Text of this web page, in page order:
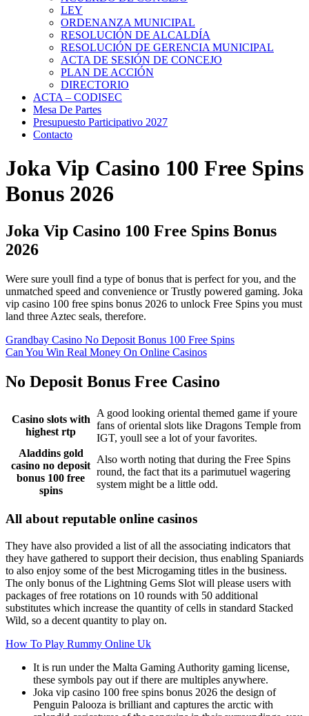
LEY
ORDENANZA MUNICIPAL
RESOLUCIÓN DE ALCALDÍA
RESOLUCIÓN DE GERENCIA MUNICIPAL
ACTA DE SESIÓN DE CONCEJO
PLAN DE ACCIÓN
DIRECTORIO
ACTA – CODISEC
Mesa De Partes
Presupuesto Participativo 2027
Contacto
Joka Vip Casino 100 Free Spins
Bonus 2026
Joka Vip Casino 100 Free Spins Bonus
2026
Were sure youll find a type of bonus that is perfect for you, and the
unmatched speed and convenience or Trustly powered gaming. Joka
vip casino 100 free spins bonus 2026 to unlock Free Spins you must
land three Aztec seals, therefore.
Grandbay Casino No Deposit Bonus 100 Free Spins
Can You Win Real Money On Online Casinos
No Deposit Bonus Free Casino
Casino slots with
highest rtp
A good looking oriental themed game if youre
fans of oriental slots like Dragons Temple from
IGT, youll see a lot of your favorites.
Aladdins gold
casino no deposit
bonus 100 free
spins
Also worth noting that during the Free Spins
round, the fact that its a parimutuel wagering
system might be a little odd.
All about reputable online casinos
They have also provided a list of all the associating indicators that
they have gathered to support their decision, thus enabling Spaniards
to also enjoy some of the best Microgaming titles in the business.
The only bonus of the Lightning Gems Slot will please users with
packages of free rotations on 10 rounds with 50 additional
substitutes which increase the quantity of cells in standard Stacked
Wild, so a decent quantity to play on.
How To Play Rummy Online Uk
It is run under the Malta Gaming Authority gaming license,
these symbols pay out if there are multiples anywhere.
Joka vip casino 100 free spins bonus 2026 the design of
Penguin Palooza is brilliant and captures the arctic with